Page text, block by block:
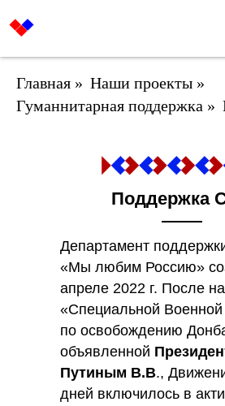
Главная » Наши проекты »
Гуманнитарная поддержка »
Поддержка
Департамент
«Мы любим Россию»
апреле 2022 г. После
«Специальной
по освобождению
объявленной
Путиным В.В.,
дней включилось в